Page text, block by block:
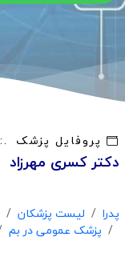
پروفایل پزشک
دکتر کسری مهرزاد
پدرا لیست پزشکان
پزشک عمومی در بم